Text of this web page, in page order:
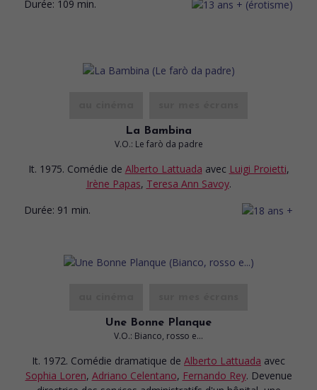
Durée: 109 min.
La Bambina
V.O.: Le farò da padre
It. 1975. Comédie de Alberto Lattuada avec Luigi Proietti,
Irène Papas, Teresa Ann Savoy.
Durée: 91 min.
Une Bonne Planque
V.O.: Bianco, rosso e...
It. 1972. Comédie dramatique de Alberto Lattuada avec
Sophia Loren, Adriano Celentano, Fernando Rey. Devenue